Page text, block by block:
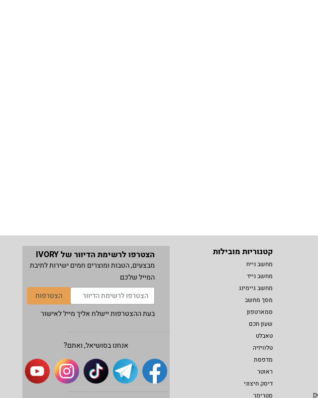
קטגוריות מובילות
מחשב נייח
מחשב נייד
מחשב גיימינג
מסך מחשב
סמארטפון
שעון חכם
טאבלט
טלוויזיה
מדפסת
ראוטר
דיסק חיצוני
סטרימר
הצטרפו לרשימת הדיוור של IVORY
מבצעים, הטבות ומוצרים חמים ישירות לתיבת
המייל שלכם
הצטרפות
בעת ההצטרפות יישלח אליך מייל לאישור
אנחנו בסושיאל, ואתם?